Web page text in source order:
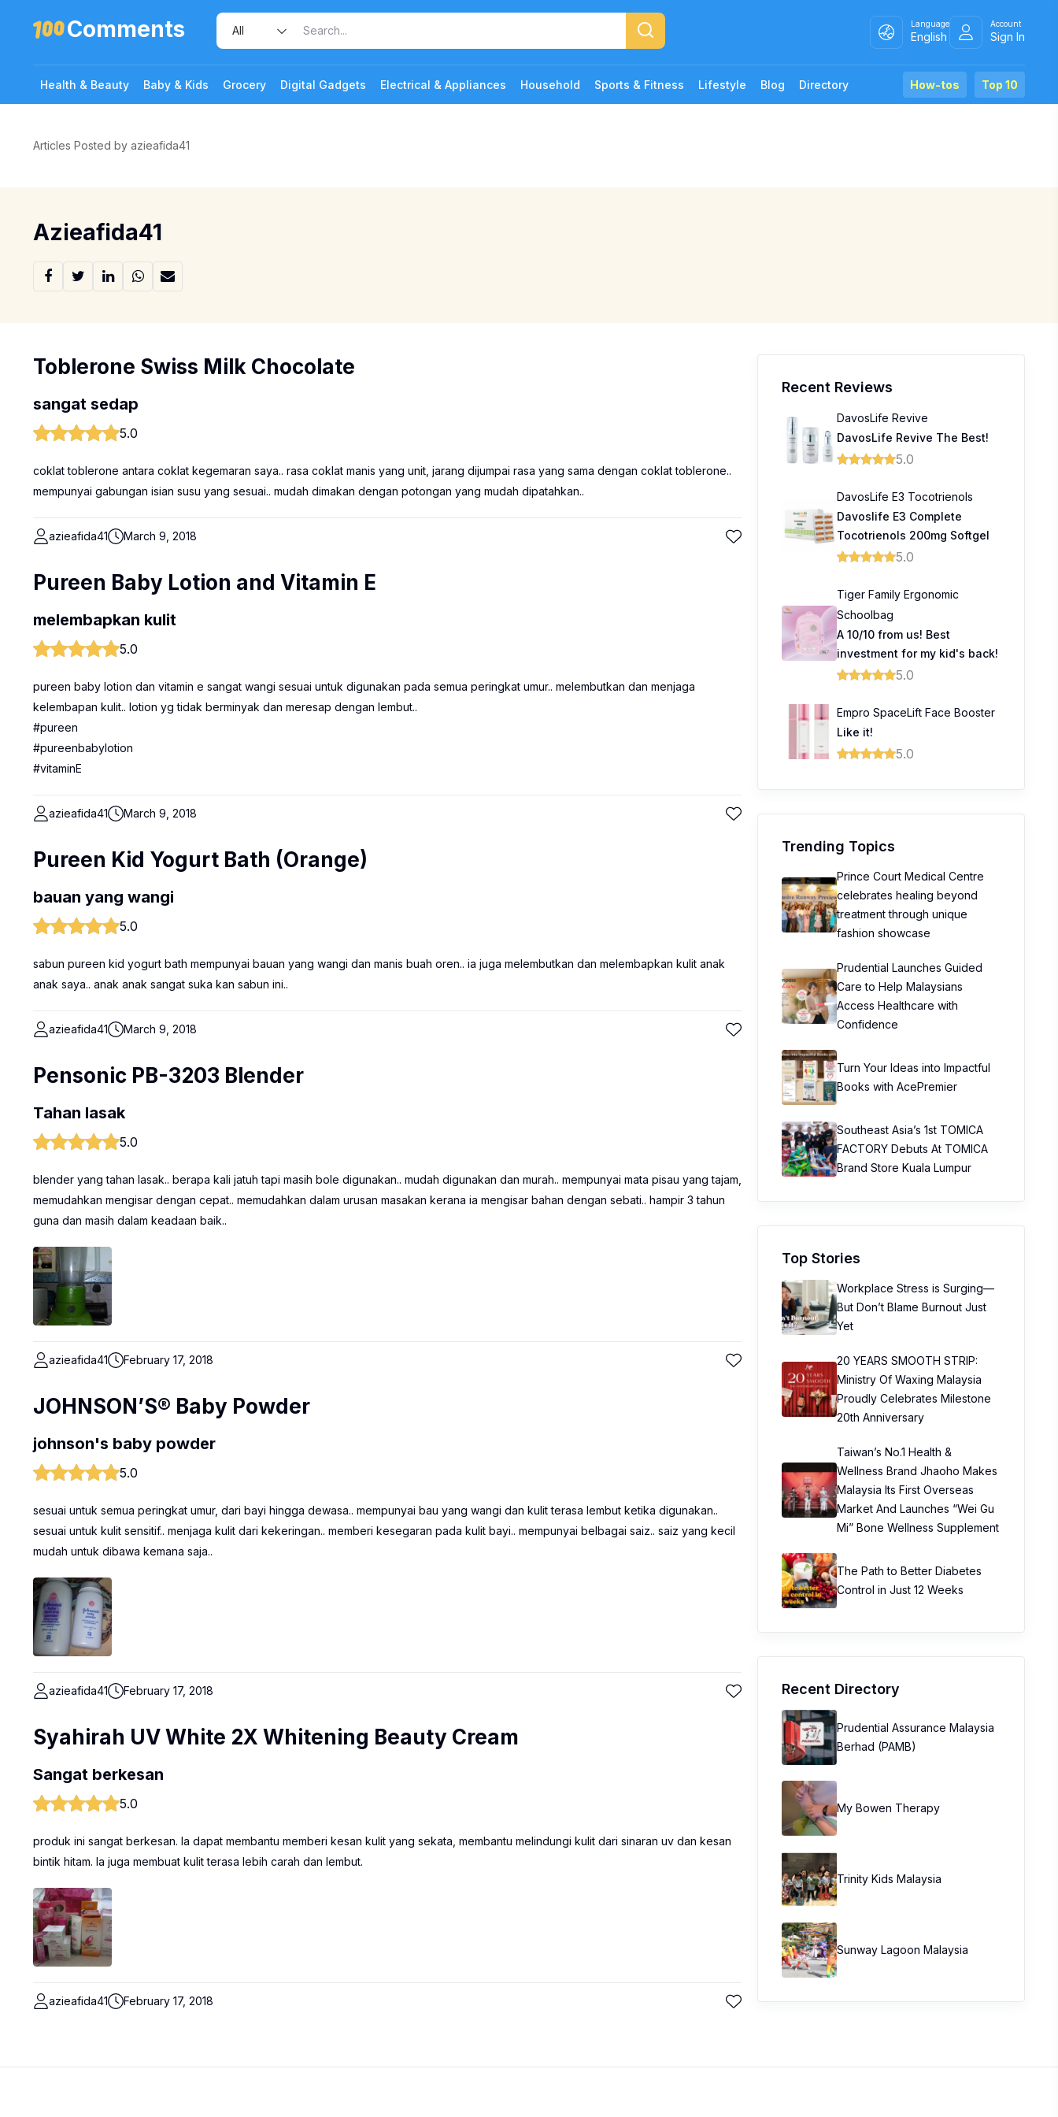
Comments Language
English
Account
Sign In
Health & Beauty Baby & Kids Grocery Digital Gadgets Electrical & Appliances Household Sports & Fitness Lifestyle Blog Directory Top 10
How-tos
Articles Posted by azieafida41
Azieafida41
Toblerone Swiss Milk Chocolate
sangat sedap
5.0
coklat toblerone antara coklat kegemaran saya.. rasa coklat manis yang unit, jarang dijumpai rasa yang sama dengan coklat toblerone..
mempunyai gabungan isian susu yang sesuai.. mudah dimakan dengan potongan yang mudah dipatahkan..
azieafida41 March 9, 2018
Pureen Baby Lotion and Vitamin E
melembapkan kulit
5.0
pureen baby lotion dan vitamin e sangat wangi sesuai untuk digunakan pada semua peringkat umur.. melembutkan dan menjaga
kelembapan kulit.. lotion yg tidak berminyak dan meresap dengan lembut..
#pureen
#pureenbabylotion
#vitaminE
azieafida41 March 9, 2018
Pureen Kid Yogurt Bath (Orange)
bauan yang wangi
5.0
sabun pureen kid yogurt bath mempunyai bauan yang wangi dan manis buah oren.. ia juga melembutkan dan melembapkan kulit anak
anak saya.. anak anak sangat suka kan sabun ini..
azieafida41 March 9, 2018
Pensonic PB-3203 Blender
Tahan lasak
5.0
blender yang tahan lasak.. berapa kali jatuh tapi masih bole digunakan.. mudah digunakan dan murah.. mempunyai mata pisau yang tajam,
memudahkan mengisar dengan cepat.. memudahkan dalam urusan masakan kerana ia mengisar bahan dengan sebati.. hampir 3 tahun
guna dan masih dalam keadaan baik..
azieafida41 February 17, 2018
JOHNSON’S® Baby Powder
johnson's baby powder
5.0
sesuai untuk semua peringkat umur, dari bayi hingga dewasa.. mempunyai bau yang wangi dan kulit terasa lembut ketika digunakan..
sesuai untuk kulit sensitif.. menjaga kulit dari kekeringan.. memberi kesegaran pada kulit bayi.. mempunyai belbagai saiz.. saiz yang kecil
mudah untuk dibawa kemana saja..
azieafida41 February 17, 2018
Syahirah UV White 2X Whitening Beauty Cream
Sangat berkesan
5.0
produk ini sangat berkesan. Ia dapat membantu memberi kesan kulit yang sekata, membantu melindungi kulit dari sinaran uv dan kesan
bintik hitam. Ia juga membuat kulit terasa lebih carah dan lembut.
azieafida41 February 17, 2018
Recent Reviews
DavosLife Revive
DavosLife Revive The Best!
5.0
DavosLife E3 Tocotrienols
Davoslife E3 Complete
Tocotrienols 200mg Softgel
5.0
Tiger Family Ergonomic
Schoolbag
A 10/10 from us! Best
investment for my kid's back!
5.0
Empro SpaceLift Face Booster
Like it!
5.0
Trending Topics
Prince Court Medical Centre
celebrates healing beyond
treatment through unique
fashion showcase
Prudential Launches Guided
Care to Help Malaysians
Access Healthcare with
Confidence
Turn Your Ideas into Impactful
Books with AcePremier
Southeast Asia’s 1st TOMICA
FACTORY Debuts At TOMICA
Brand Store Kuala Lumpur
Top Stories
Workplace Stress is Surging—
But Don’t Blame Burnout Just
Yet
20 YEARS SMOOTH STRIP:
Ministry Of Waxing Malaysia
Proudly Celebrates Milestone
20th Anniversary
Taiwan’s No.1 Health &
Wellness Brand Jhaoho Makes
Malaysia Its First Overseas
Market And Launches “Wei Gu
Mi” Bone Wellness Supplement
The Path to Better Diabetes
Control in Just 12 Weeks
Recent Directory
Prudential Assurance Malaysia
Berhad (PAMB)
My Bowen Therapy
Trinity Kids Malaysia ​
Sunway Lagoon Malaysia